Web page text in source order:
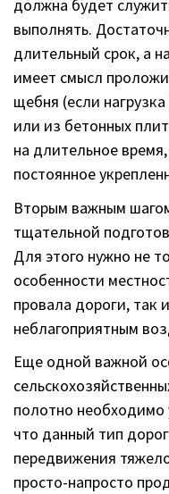
должна будет
выполнять.
длительный срок, а
имеет смысл
щебня (если
или из бетонных
на длительное
постоянное
Вторым важным
тщательной
Для этого нужно не
особенности
провала дороги, так
неблагоприятным
Еще одной важной
полотно необходимо
что данный тип
передвижения
просто-напросто